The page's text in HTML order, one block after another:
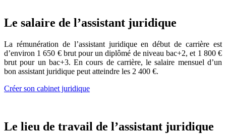
Le salaire de l’assistant juridique
La rémunération de l’assistant juridique en début de carrière est
d’environ 1 650 € brut pour un diplômé de niveau bac+2, et 1 800 €
brut pour un bac+3. En cours de carrière, le salaire mensuel d’un
bon assistant juridique peut atteindre les 2 400 €.
Créer son cabinet juridique
Le lieu de travail de l’assistant juridique